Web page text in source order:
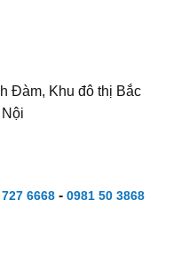
Đàm, Khu đô thị Bắc
6668- 0981 50 3868